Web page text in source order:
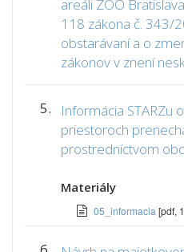
areáli ZOO
118 zákona č. 343/
obstarávaní a o
zákonov v znení
5.
Informácia STARZu
priestoroch
prostredníctvom
Materiály
05_informacia [pdf,